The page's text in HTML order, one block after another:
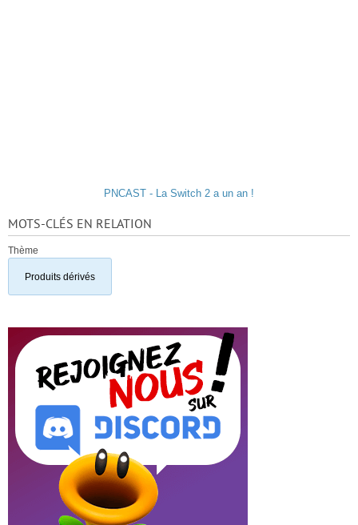
PNCAST - La Switch 2 a un an !
MOTS-CLÉS EN RELATION
Thème
Produits dérivés